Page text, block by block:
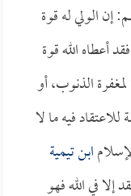
إن الولي له قوة
أعطاه الله قوة
الذنوب، أو
فيه ما لا
ابن تيمية
إلا في الله فهو